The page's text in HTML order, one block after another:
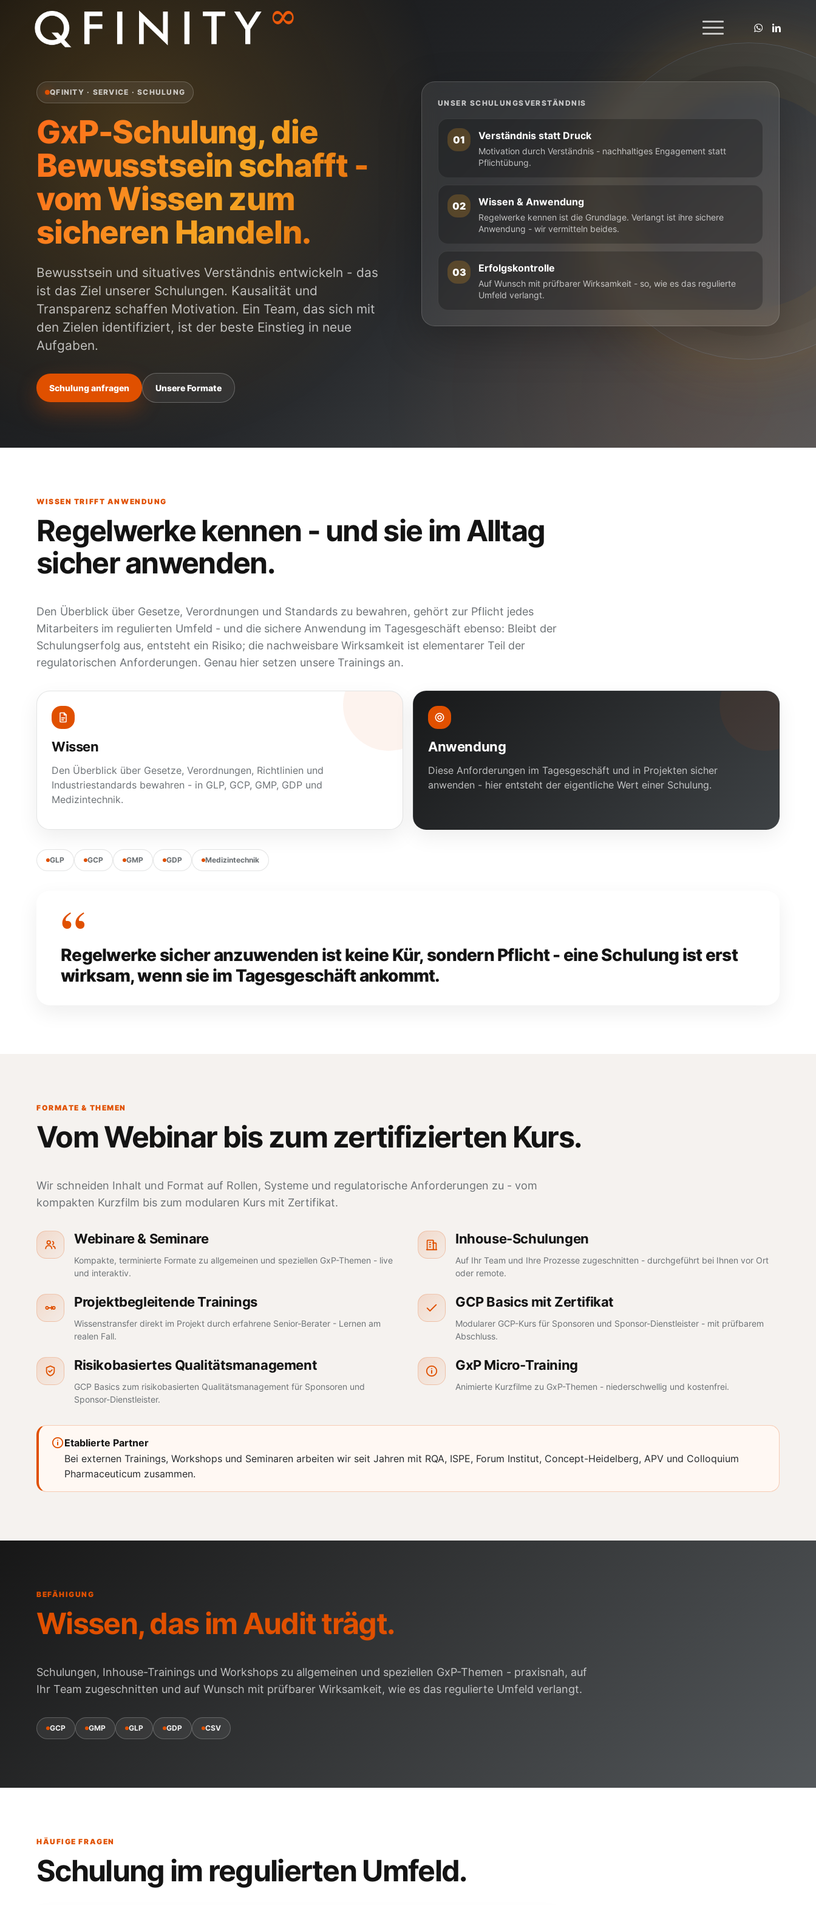
QFINITY · SERVICE · SCHULUNG
GxP-Schulung, die
Bewusstsein schafft -
vom Wissen zum
sicheren Handeln.
Bewusstsein und situatives Verständnis entwickeln - das
ist das Ziel unserer Schulungen. Kausalität und
Transparenz schaffen Motivation. Ein Team, das sich mit
den Zielen identifiziert, ist der beste Einstieg in neue
Aufgaben.
Schulung anfragen Unsere Formate
UNSER SCHULUNGSVERSTÄNDNIS
01 Verständnis statt Druck
Motivation durch Verständnis - nachhaltiges Engagement statt
Pflichtübung.
02 Wissen & Anwendung
Regelwerke kennen ist die Grundlage. Verlangt ist ihre sichere
Anwendung - wir vermitteln beides.
03 Erfolgskontrolle
Auf Wunsch mit prüfbarer Wirksamkeit - so, wie es das regulierte
Umfeld verlangt.
WISSEN TRIFFT ANWENDUNG
Regelwerke kennen - und sie im Alltag
sicher anwenden.
Den Überblick über Gesetze, Verordnungen und Standards zu bewahren, gehört zur Pflicht jedes
Mitarbeiters im regulierten Umfeld - und die sichere Anwendung im Tagesgeschäft ebenso: Bleibt der
Schulungserfolg aus, entsteht ein Risiko; die nachweisbare Wirksamkeit ist elementarer Teil der
regulatorischen Anforderungen. Genau hier setzen unsere Trainings an.
Wissen
Den Überblick über Gesetze, Verordnungen, Richtlinien und
Industriestandards bewahren - in GLP, GCP, GMP, GDP und
Medizintechnik.
Anwendung
Diese Anforderungen im Tagesgeschäft und in Projekten sicher
anwenden - hier entsteht der eigentliche Wert einer Schulung.
GLP GCP GMP GDP Medizintechnik
Regelwerke sicher anzuwenden ist keine Kür, sondern Pflicht - eine Schulung ist erst
wirksam, wenn sie im Tagesgeschäft ankommt.
FORMATE & THEMEN
Vom Webinar bis zumzertifizierten Kurs.
Wir schneiden Inhalt und Format auf Rollen, Systeme und regulatorische Anforderungen zu - vom
kompakten Kurzfilm bis zum modularen Kurs mit Zertifikat.
Webinare & Seminare
Kompakte, terminierte Formate zu allgemeinen und speziellen GxP-Themen - live
und interaktiv.
Inhouse-Schulungen
Auf Ihr Team und Ihre Prozesse zugeschnitten - durchgeführt bei Ihnen vor Ort
oder remote.
Projektbegleitende Trainings
Wissenstransfer direkt im Projekt durch erfahrene Senior-Berater - Lernen am
realen Fall.
GCP Basics mit Zertifikat
Modularer GCP-Kurs für Sponsoren und Sponsor-Dienstleister - mit prüfbarem
Abschluss.
Risikobasiertes Qualitätsmanagement
GCP Basics zum risikobasierten Qualitätsmanagement für Sponsoren und
Sponsor-Dienstleister.
GxP Micro-Training
Animierte Kurzfilme zu GxP-Themen - niederschwellig und kostenfrei.
Etablierte Partner
Bei externen Trainings, Workshops und Seminaren arbeiten wir seit Jahren mit RQA, ISPE, Forum Institut, Concept-Heidelberg, APV und Colloquium
Pharmaceuticum zusammen.
BEFÄHIGUNG
Wissen, das im Audit trägt.
Schulungen, Inhouse-Trainings und Workshops zu allgemeinen und speziellen GxP-Themen - praxisnah, auf
Ihr Team zugeschnitten und auf Wunsch mit prüfbarer Wirksamkeit, wie es das regulierte Umfeld verlangt.
GCP GMP GLP GDP CSV
HÄUFIGE FRAGEN
Schulung im regulierten Umfeld.